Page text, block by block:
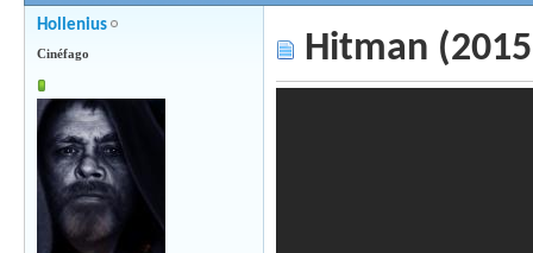
Hollenius
Cinéfago Hitman